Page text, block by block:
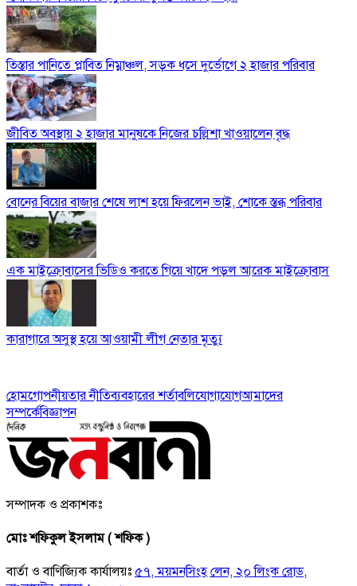
তিস্তার পানিতে প্লাবিত নিম্নাঞ্চল, সড়ক ধসে দুর্ভোগে ২ হাজার পরিবার
জীবিত অবস্থায় ২ হাজার মানুষকে নিজের চল্লিশা খাওয়ালেন বৃদ্ধ
বোনের বিয়ের বাজার শেষে লাশ হয়ে ফিরলেন ভাই, শোকে স্তব্ধ পরিবার
এক মাইক্রোবাসের ভিডিও করতে গিয়ে খাদে পড়ল আরেক মাইক্রোবাস
কারাগারে অসুস্থ হয়ে আওয়ামী লীগ নেতার মৃত্যু
হোমগোপনীয়তার নীতিব্যবহারের শর্তাবলিযোগাযোগআমাদের
সম্পর্কেবিজ্ঞাপন
সম্পাদক ও প্রকাশকঃ
মোঃ শফিকুল ইসলাম ( শফিক )
বার্তা ও বাণিজ্যিক কার্যালয়ঃ ৫৭, ময়মনসিংহ লেন, ২০ লিংক রোড,